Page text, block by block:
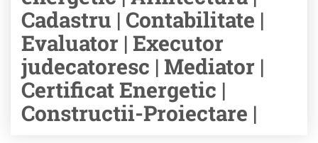
Cadastru | Contabilitate |
Evaluator | Executor
judecatoresc | Mediator |
Certificat Energetic |
Constructii-Proiectare |